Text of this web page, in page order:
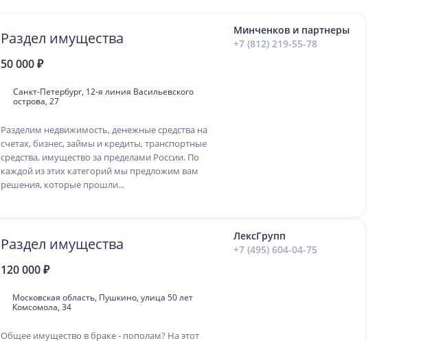
Раздел имущества
50 000 ₽
Санкт-Петербург, 12-я линия Васильевского
острова, 27
Разделим недвижимость, денежные средства на
счетах, бизнес, займы и кредиты, транспортные
средства, имущество за пределами России. По
каждой из этих категорий мы предложим вам
решения, которые прошли...
Минченков и партнеры
+7 (812) 219-55-78
Раздел имущества
120 000 ₽
Московская область, Пушкино, улица 50 лет
Комсомола, 34
Общее имущество в браке - пополам? На этот
ЛексГрупп
+7 (495) 604-04-75